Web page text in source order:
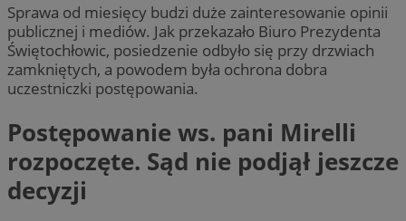
Sprawa od miesięcy budzi duże zainteresowanie opinii
publicznej i mediów. Jak przekazało Biuro Prezydenta
Świętochłowic, posiedzenie odbyło się przy drzwiach
zamkniętych, a powodem była ochrona dobra
uczestniczki postępowania.
Postępowanie ws. pani Mirelli
rozpoczęte. Sąd nie podjął jeszcze
decyzji